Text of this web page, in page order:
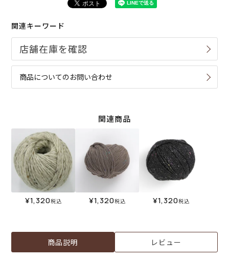
関連キーワード
商品についてのお問い合わせ
関連商品
¥1,320税込 ¥1,320税込 ¥1,320税込
商品説明 レビュー